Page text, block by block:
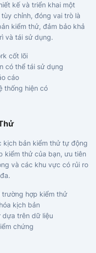
kế và triển khai một
chỉnh, đóng vai trò là
kiểm thử, đảm bảo khả
và tái sử dụng.
cốt lõi
có thể tái sử dụng
cáo
thống hiện có
kịch bản kiểm thử tự động
kiểm thử của bạn, ưu tiên
và các khu vực có rủi ro
trường hợp kiểm thử
kịch bản
dựa trên dữ liệu
chứng